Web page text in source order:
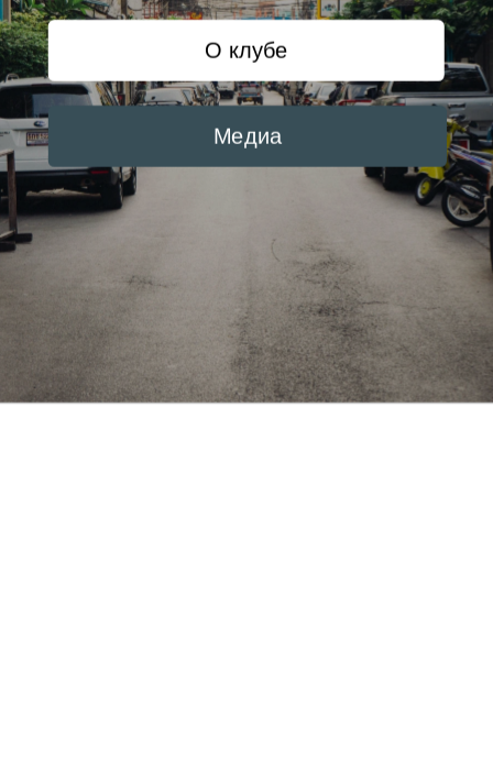
О клубе
Медиа